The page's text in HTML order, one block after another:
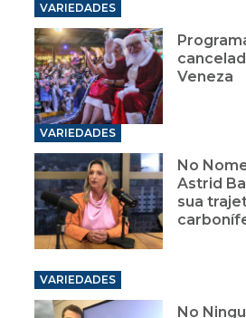
VARIEDADES
Veneza
VARIEDADES
No
Astrid
sua
VARIEDADES
No